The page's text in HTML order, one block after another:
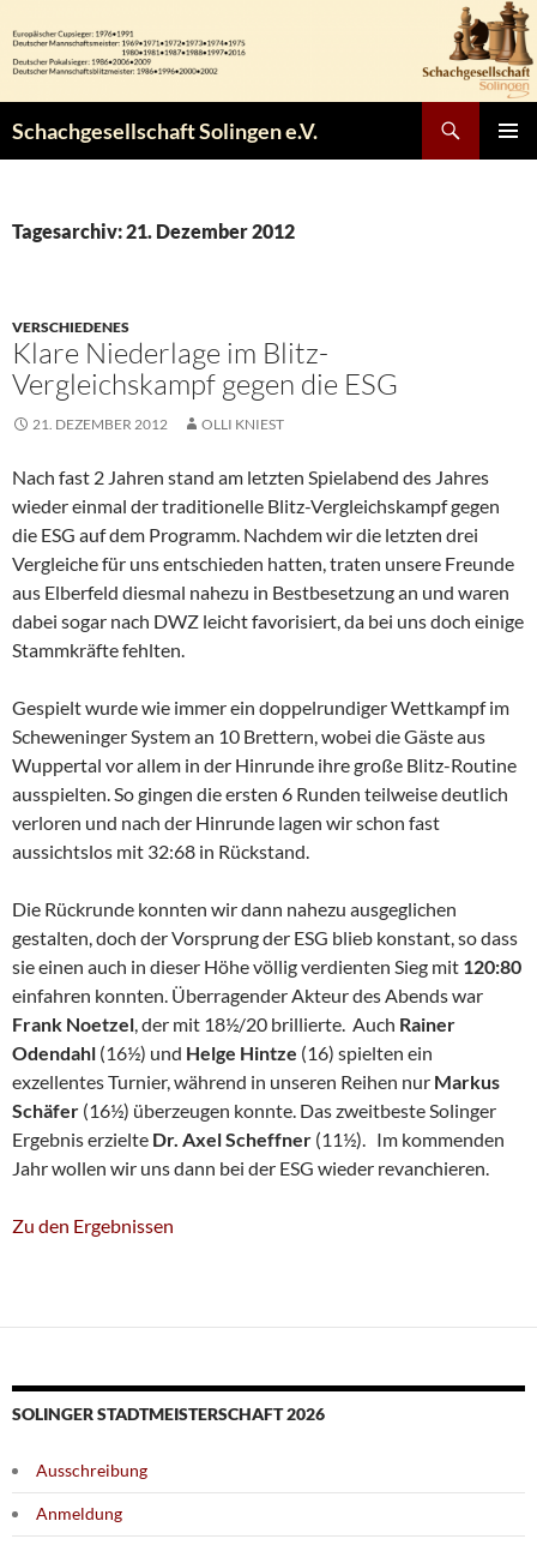
Inhalt
springen
Schachgesellschaft Solingen e.V.
Tagesarchiv: 21. Dezember 2012
VERSCHIEDENES
Klare Niederlage im Blitz-
Vergleichskampf gegen die ESG
21. DEZEMBER 2012 OLLI KNIEST
Nach fast 2 Jahren stand am letzten Spielabend des Jahres
wieder einmal der traditionelle Blitz-Vergleichskampf gegen
die ESG auf dem Programm. Nachdem wir die letzten drei
Vergleiche für uns entschieden hatten, traten unsere Freunde
aus Elberfeld diesmal nahezu in Bestbesetzung an und waren
dabei sogar nach DWZ leicht favorisiert, da bei uns doch einige
Stammkräfte fehlten.
Gespielt wurde wie immer ein doppelrundiger Wettkampf im
Scheweninger System an 10 Brettern, wobei die Gäste aus
Wuppertal vor allem in der Hinrunde ihre große Blitz-Routine
ausspielten. So gingen die ersten 6 Runden teilweise deutlich
verloren und nach der Hinrunde lagen wir schon fast
aussichtslos mit 32:68 in Rückstand.
Die Rückrunde konnten wir dann nahezu ausgeglichen
gestalten, doch der Vorsprung der ESG blieb konstant, so dass
sie einen auch in dieser Höhe völlig verdienten Sieg mit 120:80
einfahren konnten. Überragender Akteur des Abends war
Frank Noetzel, der mit 18½/20 brillierte. Auch Rainer
Odendahl (16½) und Helge Hintze (16) spielten ein
exzellentes Turnier, während in unseren Reihen nur Markus
Schäfer (16½) überzeugen konnte. Das zweitbeste Solinger
Ergebnis erzielte Dr. Axel Scheffner (11½). Im kommenden
Jahr wollen wir uns dann bei der ESG wieder revanchieren.
Zu den Ergebnissen
SOLINGER STADTMEISTERSCHAFT 2026
Ausschreibung
Anmeldung